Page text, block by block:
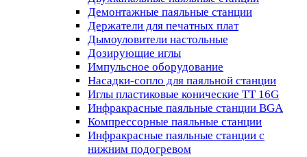
Демонтажные паяльные станции
Держатели для печатных плат
Дымоуловители настольные
Дозирующие иглы
Импульсное оборудование
Насадки-сопло для паяльной станции
Иглы пластиковые конические TT 16G
Инфракрасные паяльные станции BGA
Компрессорные паяльные станции
Инфракрасные паяльные станции с
нижним подогревом